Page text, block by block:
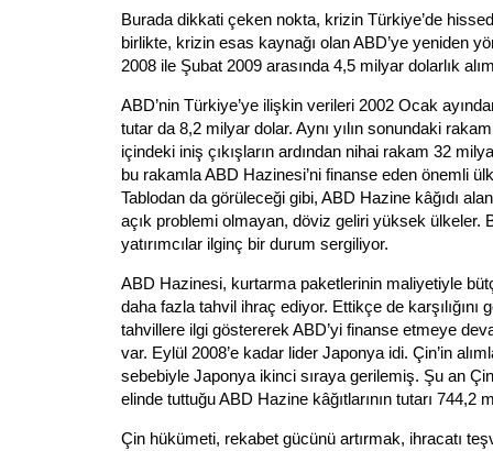
Burada dikkati çeken nokta, krizin Türkiye’de
birlikte, krizin esas kaynağı olan ABD’ye yeniden
2008 ile Şubat 2009 arasında 4,5 milyar dolarlık
ABD’nin Türkiye’ye ilişkin verileri 2002 Ocak
tutar da 8,2 milyar dolar. Aynı yılın sonundaki
içindeki iniş çıkışların ardından nihai rakam 32
bu rakamla ABD Hazinesi’ni finanse eden önemli
Tablodan da görüleceği gibi, ABD Hazine kâğıdı
açık problemi olmayan, döviz geliri yüksek ülkeler.
yatırımcılar ilginç bir durum sergiliyor.
ABD Hazinesi, kurtarma paketlerinin maliyetiyle
daha fazla tahvil ihraç ediyor. Ettikçe de karşılığını
tahvillere ilgi göstererek ABD’yi finanse etmeye
var. Eylül 2008’e kadar lider Japonya idi. Çin’in
sebebiyle Japonya ikinci sıraya gerilemiş. Şu an
elinde tuttuğu ABD Hazine kâğıtlarının tutarı 744,2
Çin hükümeti, rekabet gücünü artırmak, ihracatı